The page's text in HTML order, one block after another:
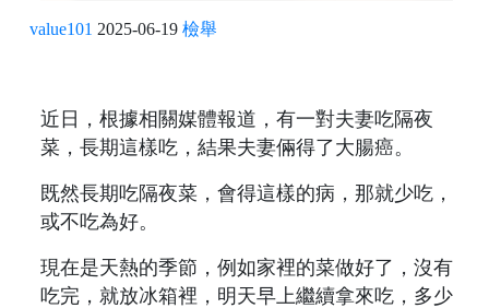
value101 2025-06-19 檢舉
近日，根據相關媒體報道，有一對夫妻吃隔夜
菜，長期這樣吃，結果夫妻倆得了大腸癌。
既然長期吃隔夜菜，會得這樣的病，那就少吃，
或不吃為好。
現在是天熱的季節，例如家裡的菜做好了，沒有
吃完，就放冰箱裡，明天早上繼續拿來吃，多少